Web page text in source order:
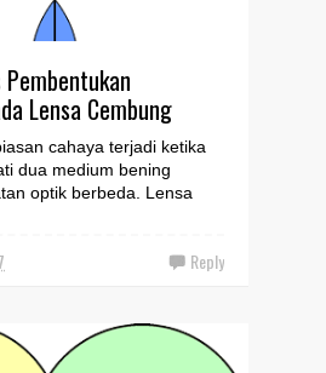
Lensa Cembung
cahaya terjadi ketika
dua medium bening
optik berbeda. Lensa
Reply